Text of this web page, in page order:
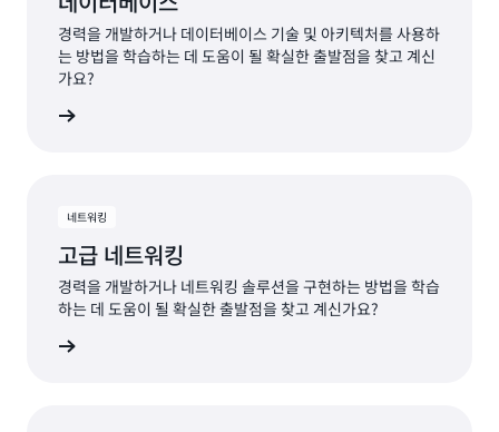
경력을 개발하거나 데이터베이스 기술 및 아키텍처를 사용하
는 방법을 학습하는 데 도움이 될 확실한 출발점을 찾고 계신
가요?
네트워킹
고급 네트워킹
경력을 개발하거나 네트워킹 솔루션을 구현하는 방법을 학습
하는 데 도움이 될 확실한 출발점을 찾고 계신가요?